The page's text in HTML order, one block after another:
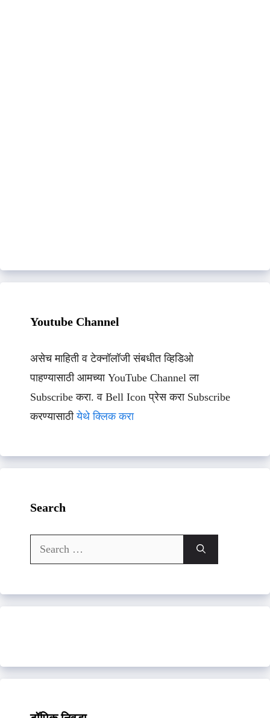
Youtube Channel
असेच माहिती व टेक्नॉलॉजी संबधीत व्हिडिओ
पाहण्यासाठी आमच्या YouTube Channel ला
Subscribe करा. व Bell Icon प्रेस करा Subscribe
करण्यासाठीयेथे क्लिक करा
Search
Search
for: